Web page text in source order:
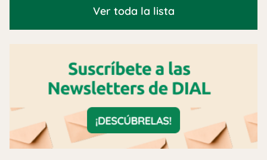
Ver toda la lista